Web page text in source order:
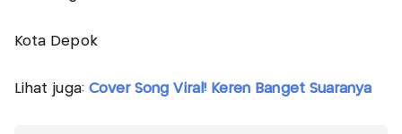
Kota Depok
Lihat juga: Cover Song Viral! Keren Banget Suaranya